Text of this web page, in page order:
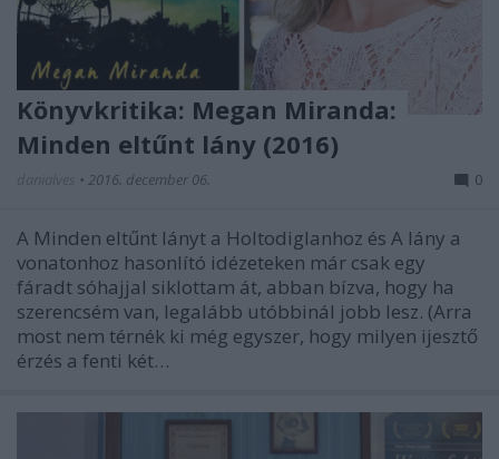
Könyvkritika: Megan Miranda:
Minden eltűnt lány (2016)
• 2016. december 06. 0
A Minden eltűnt lányt a Holtodiglanhoz és A lány a
vonatonhoz hasonlító idézeteken már csak egy
fáradt sóhajjal siklottam át, abban bízva, hogy ha
szerencsém van, legalább utóbbinál jobb lesz. (Arra
most nem térnék ki még egyszer, hogy milyen ijesztő
érzés a fenti két…